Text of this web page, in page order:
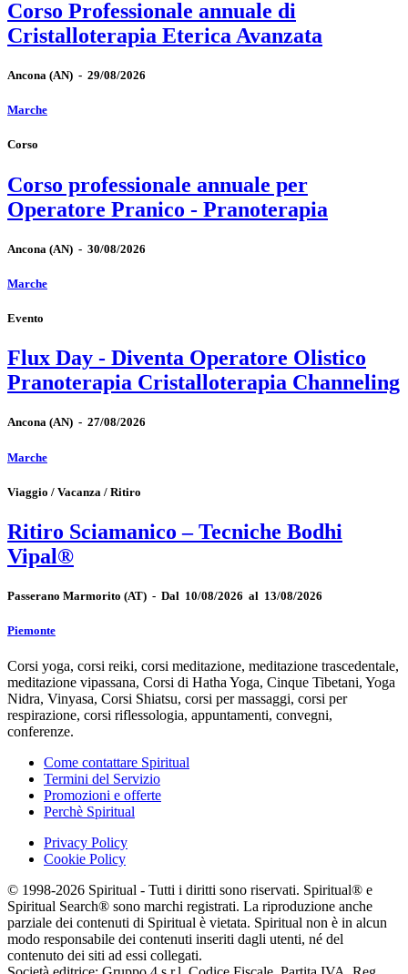
Corso Professionale annuale di
Cristalloterapia Eterica Avanzata
Ancona (AN) - 29/08/2026
Marche
Corso
Corso professionale annuale per
Operatore Pranico - Pranoterapia
Ancona (AN) - 30/08/2026
Marche
Evento
Flux Day - Diventa Operatore Olistico
Pranoterapia Cristalloterapia Channeling
Ancona (AN) - 27/08/2026
Marche
Viaggio / Vacanza / Ritiro
Ritiro Sciamanico – Tecniche Bodhi
Vipal®
Passerano Marmorito (AT) - Dal 10/08/2026 al 13/08/2026
Piemonte
Corsi yoga, corsi reiki, corsi meditazione, meditazione trascedentale,
meditazione vipassana, Corsi di Hatha Yoga, Cinque Tibetani, Yoga
Nidra, Vinyasa, Corsi Shiatsu, corsi per massaggi, corsi per
respirazione, corsi riflessologia, appuntamenti, convegni,
conferenze.
Come contattare Spiritual
Termini del Servizio
Promozioni e offerte
Perchè Spiritual
Privacy Policy
Cookie Policy
© 1998-2026 Spiritual - Tutti i diritti sono riservati. Spiritual® e
Spiritual Search® sono marchi registrati. La riproduzione anche
parziale dei contenuti di Spiritual è vietata. Spiritual non è in alcun
modo responsabile dei contenuti inseriti dagli utenti, né del
contenuto dei siti ad essi collegati.